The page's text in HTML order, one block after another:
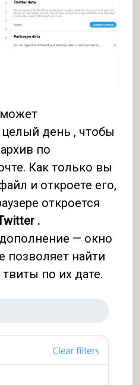
может
целый день , чтобы
по
Как только вы
и откроете его,
откроется
.
— окно
позволяет найти
по их дате.